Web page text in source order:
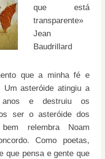
que está
transparente»
Jean
Baudrillard
que a minha fé e
Um asteróide atingiu a
e destruiu os
ser o asteróide dos
relembra Noam
Como poetas,
que pensa e gente que